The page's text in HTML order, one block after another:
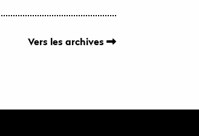
Vers les archives